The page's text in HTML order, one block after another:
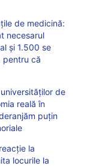
de medicină:
necesarul
și 1.500 se
pentru că
de
reală în
puțin
la
locurile la